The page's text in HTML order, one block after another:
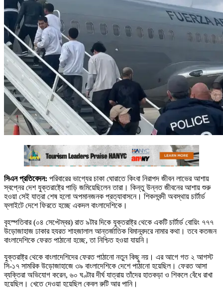
সিএন প্রতিবেদন: পরিবারের ভাগ্যের চাকা ঘোরাতে কিংবা নিরাপদ জীবন লাভের আশায়
স্বপ্নের দেশ যুক্তরাষ্ট্রে পাড়ি জমিয়েছিলেন তারা। কিন্তু উন্নত জীবনের আশায় শুরু
হওয়া সেই যাত্রা শেষ হলো অপমানজনক প্রত্যাবাসনে। শিকলবন্দী অবস্থায় চার্টার্ড
ফ্লাইটে দেশে ফিরতে হচ্ছে একদল বাংলাদেশিকে।
বৃহস্পতিবার (০৪ সেপ্টেম্বর) রাত ৯টার দিকে যুক্তরাষ্ট্র থেকে একটি চার্টার্ড বোয়িং ৭৭৭
উড়োজাহাজ ঢাকার হযরত শাহজালাল আন্তর্জাতিক বিমানবন্দরে নামার কথা। তবে কতজন
বাংলাদেশিকে ফেরত পাঠানো হচ্ছে, তা নিশ্চিত হওয়া যায়নি।
যুক্তরাষ্ট্র থেকে বাংলাদেশিদের ফেরত পাঠানো নতুন কিছু নয়। এর আগে গত ২ আগস্ট
সি-১৭ সামরিক উড়োজাহাজে ৩৯ বাংলাদেশিকে দেশে পাঠানো হয়েছিল। ফেরত আসা
ব্যক্তিরা অভিযোগ করেন, ৬০ ঘণ্টার দীর্ঘ যাত্রায় তাঁদের হাতকড়া ও শিকলে বেঁধে রাখা
হয়েছিল। খেতে দেওয়া হয়েছিল কেবল রুটি আর পানি।